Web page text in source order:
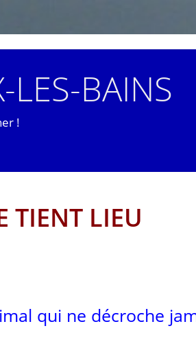
LES-BAINS
!
TIENT LIEU
qui ne décroche